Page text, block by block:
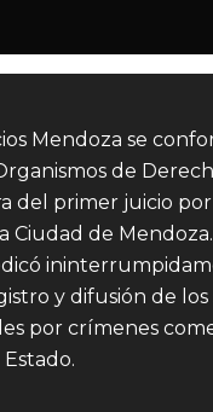
Mendoza se
de
del primer juicio
Ciudad de
y difusión de los
por crímenes